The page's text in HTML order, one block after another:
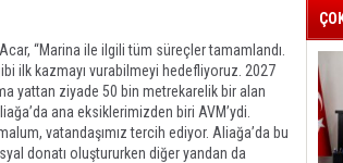
“Marina ile ilgili tüm süreçler tamamlandı.
ilk kazmayı vurabilmeyi hedefliyoruz. 2027
yattan ziyade 50 bin metrekarelik bir alan
ana eksiklerimizden biri AVM’ydi.
vatandaşımız tercih ediyor. Aliağa’da bu
donatı oluştururken diğer yandan da